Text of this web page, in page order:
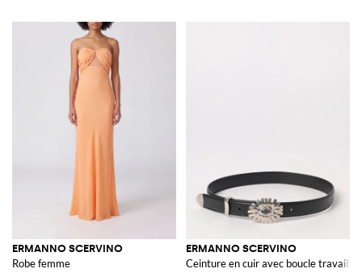
ERMANNO SCERVINO
Robe femme
ERMANNO SCERVINO
Ceinture en cuir avec boucle travaillée